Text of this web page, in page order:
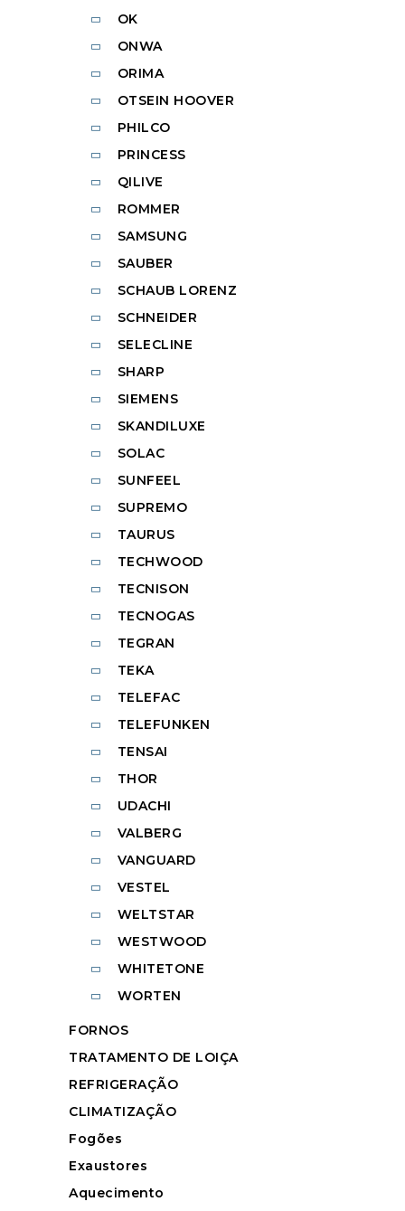
OK
ONWA
ORIMA
OTSEIN HOOVER
PHILCO
PRINCESS
QILIVE
ROMMER
SAMSUNG
SAUBER
SCHAUB LORENZ
SCHNEIDER
SELECLINE
SHARP
SIEMENS
SKANDILUXE
SOLAC
SUNFEEL
SUPREMO
TAURUS
TECHWOOD
TECNISON
TECNOGAS
TEGRAN
TEKA
TELEFAC
TELEFUNKEN
TENSAI
THOR
UDACHI
VALBERG
VANGUARD
VESTEL
WELTSTAR
WESTWOOD
WHITETONE
WORTEN
FORNOS
TRATAMENTO DE LOIÇA
REFRIGERAÇÃO
CLIMATIZAÇÃO
Fogões
Exaustores
Aquecimento